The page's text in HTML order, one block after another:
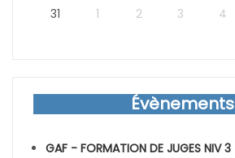
31
1 2 3 4
Évènements
GAF - FORMATION DE JUGES NIV 3